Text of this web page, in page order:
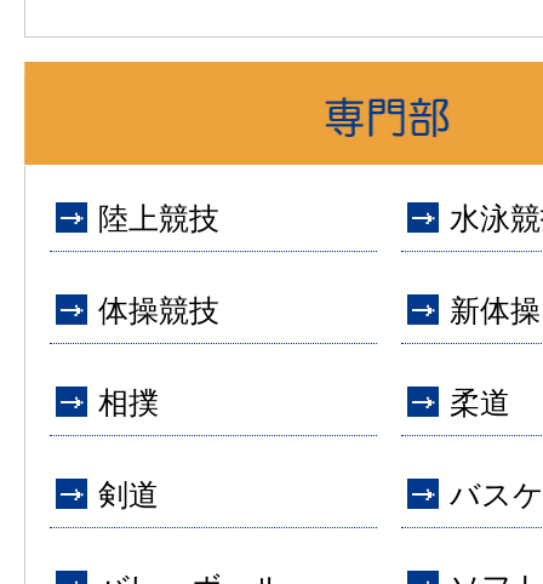
陸上競技 水泳
体操競技 新体操
相撲 柔道
剣道 バス